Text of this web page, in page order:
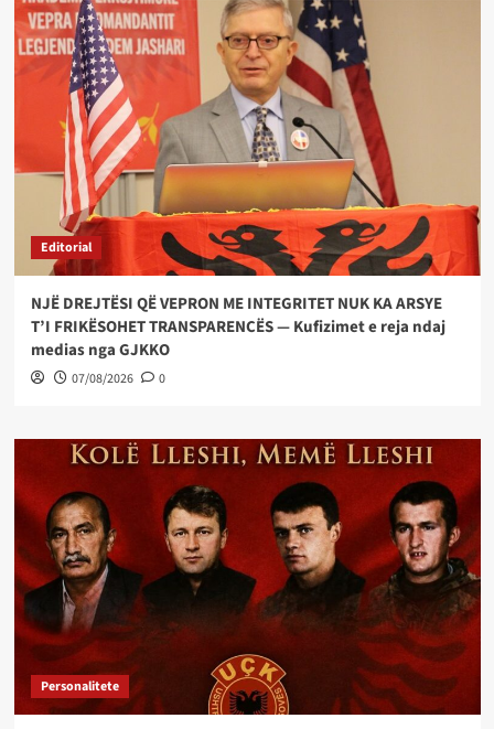
Editorial
NJË DREJTËSI QË VEPRON ME INTEGRITET NUK KA ARSYE
T’I FRIKËSOHET TRANSPARENCËS — Kufizimet e reja ndaj
medias nga GJKKO
07/08/2026 0
Personalitete